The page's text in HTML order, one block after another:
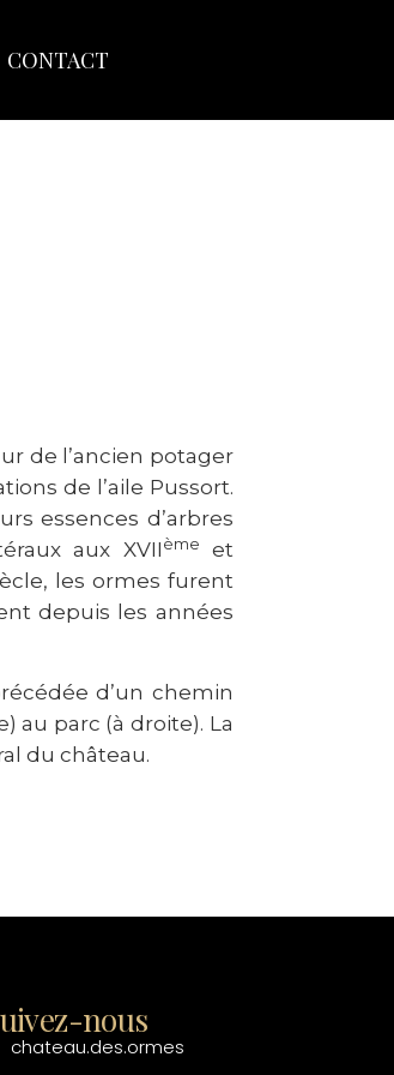
CONTACT
de l’ancien potager
de l’aile Pussort.
essences d’arbres
aux XVII ème
et
les ormes furent
depuis les années
d’un chemin
au parc (à droite). La
du château.
nous
chateau.des.ormes